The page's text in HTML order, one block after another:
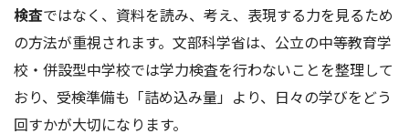
検査ではなく、資料を読み、考え、表現する力を見るため
の方法が重視されます。文部科学省は、公立の中等教育学
校・併設型中学校では学力検査を行わないことを整理して
おり、受検準備も「詰め込み量」より、日々の学びをどう
回すかが大切になります。